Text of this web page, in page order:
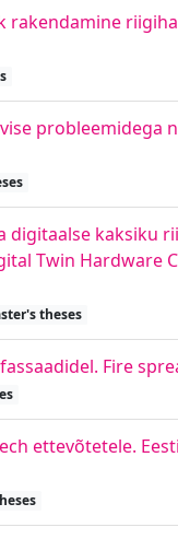
rakendamine
digitaalse
Twin Hardware
theses
Fire
ettevõtetele.